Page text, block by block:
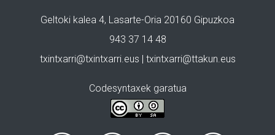
Geltoki kalea 4, Lasarte-Oria 20160 Gipuzkoa
943 37 14 48
txintxarri@txintxarri.eus | txintxarri@ttakun.eus
Codesyntaxek garatua